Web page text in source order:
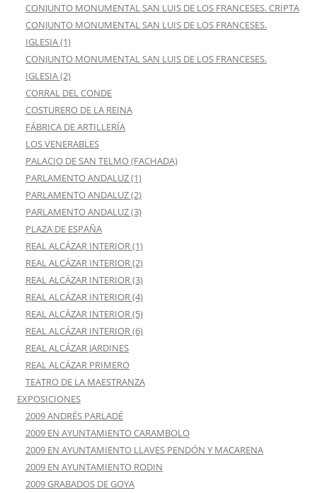
CONJUNTO MONUMENTAL SAN LUIS DE LOS FRANCESES. CRIPTA
CONJUNTO MONUMENTAL SAN LUIS DE LOS FRANCESES.
IGLESIA (1)
CONJUNTO MONUMENTAL SAN LUIS DE LOS FRANCESES.
IGLESIA (2)
CORRAL DEL CONDE
COSTURERO DE LA REINA
FÁBRICA DE ARTILLERÍA
LOS VENERABLES
PALACIO DE SAN TELMO (FACHADA)
PARLAMENTO ANDALUZ (1)
PARLAMENTO ANDALUZ (2)
PARLAMENTO ANDALUZ (3)
PLAZA DE ESPAÑA
REAL ALCÁZAR INTERIOR (1)
REAL ALCÁZAR INTERIOR (2)
REAL ALCÁZAR INTERIOR (3)
REAL ALCÁZAR INTERIOR (4)
REAL ALCÁZAR INTERIOR (5)
REAL ALCÁZAR INTERIOR (6)
REAL ALCÁZAR JARDINES
REAL ALCÁZAR PRIMERO
TEATRO DE LA MAESTRANZA
EXPOSICIONES
2009 ANDRÉS PARLADÉ
2009 EN AYUNTAMIENTO CARAMBOLO
2009 EN AYUNTAMIENTO LLAVES PENDÓN Y MACARENA
2009 EN AYUNTAMIENTO RODIN
2009 GRABADOS DE GOYA